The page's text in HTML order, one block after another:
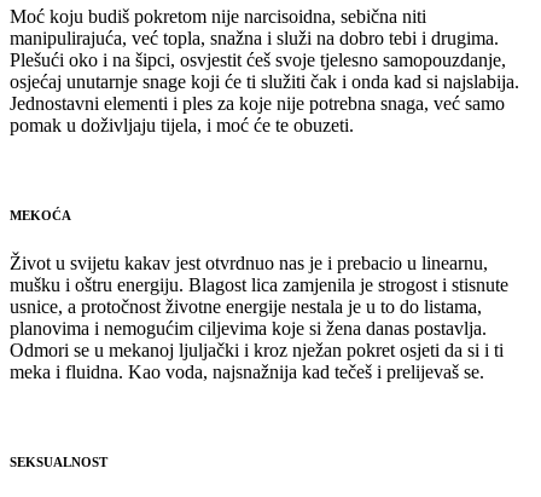
Moć koju budiš pokretom nije narcisoidna, sebična niti
manipulirajuća, već topla, snažna i služi na dobro tebi i drugima.
Plešući oko i na šipci, osvjestit ćeš svoje tjelesno samopouzdanje,
osjećaj unutarnje snage koji će ti služiti čak i onda kad si najslabija.
Jednostavni elementi i ples za koje nije potrebna snaga, već samo
pomak u doživljaju tijela, i moć će te obuzeti.
MEKOĆA
Život u svijetu kakav jest otvrdnuo nas je i prebacio u linearnu,
mušku i oštru energiju. Blagost lica zamjenila je strogost i stisnute
usnice, a protočnost životne energije nestala je u to do listama,
planovima i nemogućim ciljevima koje si žena danas postavlja.
Odmori se u mekanoj ljuljački i kroz nježan pokret osjeti da si i ti
meka i fluidna. Kao voda, najsnažnija kad tečeš i prelijevaš se.
SEKSUALNOST